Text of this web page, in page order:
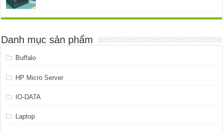
4.899.999 ₫.
là:
Danh mục sản phẩm
Buffalo
HP Micro Server
IO-DATA
Laptop